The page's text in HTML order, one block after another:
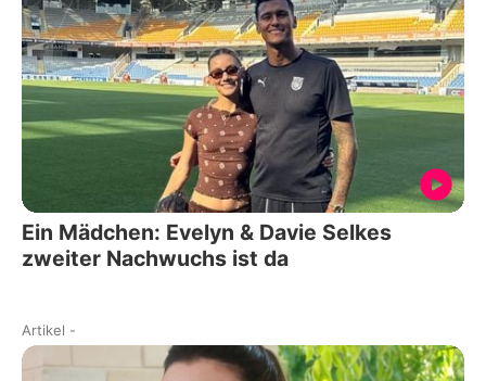
Ein Mädchen: Evelyn & Davie Selkes
zweiter Nachwuchs ist da
Artikel -